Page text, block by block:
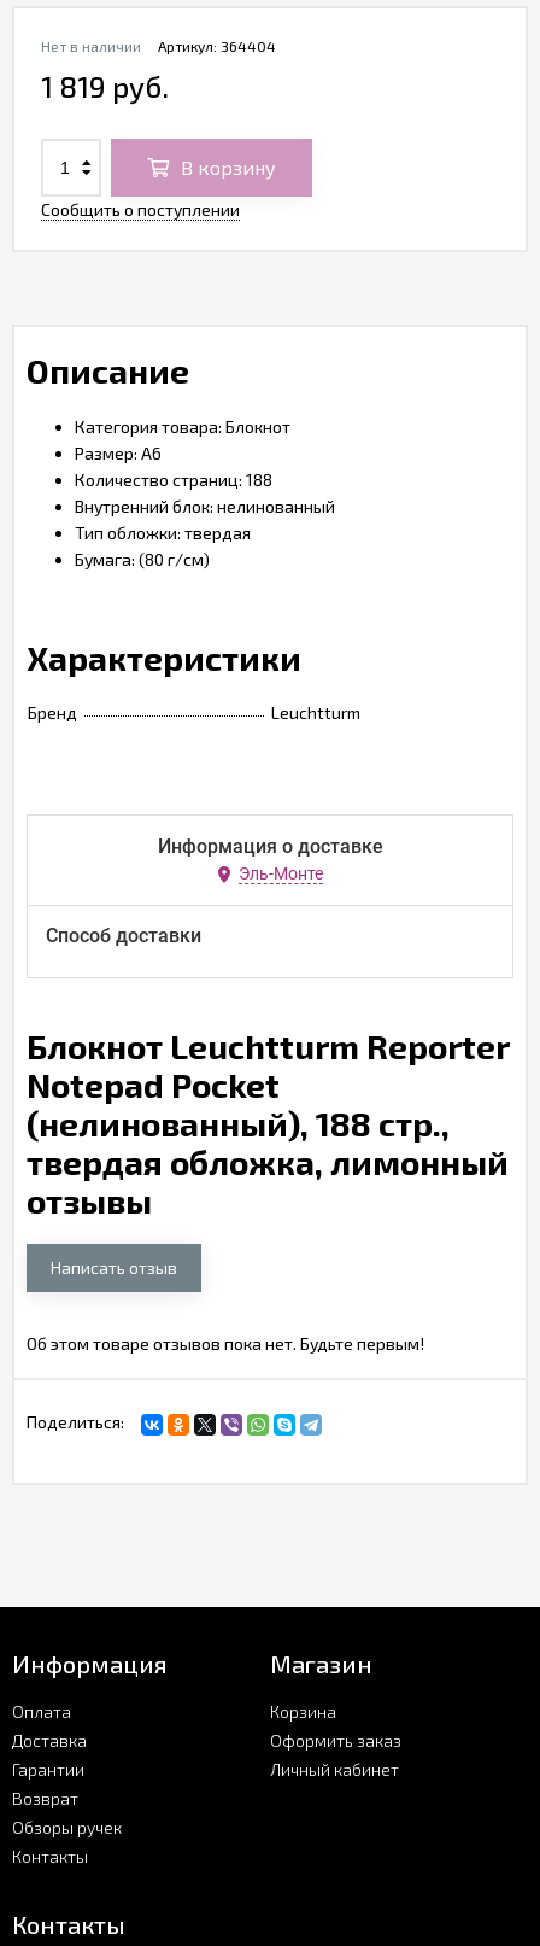
Артикул: 364404
Нет в наличии
1 819 руб.
В корзину
Сообщить о поступлении
Описание
Категория товара: Блокнот
Размер: А6
Количество страниц: 188
Внутренний блок: нелинованный
Тип обложки: твердая
Бумага: (80 г/см)
Характеристики
Бренд Leuchtturm
Информация о доставке
Эль-Монте
Способ доставки
Блокнот Leuchtturm Reporter
Notepad Pocket
(нелинованный), 188 стр.,
твердая обложка, лимонный
отзывы
Написать отзыв
Об этом товаре отзывов пока нет. Будьте первым!
Поделиться:
Информация
Оплата
Доставка
Гарантии
Возврат
Обзоры ручек
Контакты
Магазин
Корзина
Оформить заказ
Личный кабинет
Контакты